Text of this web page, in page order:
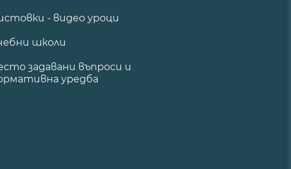
- видео уроци
школи
задавани въпроси и
уредба